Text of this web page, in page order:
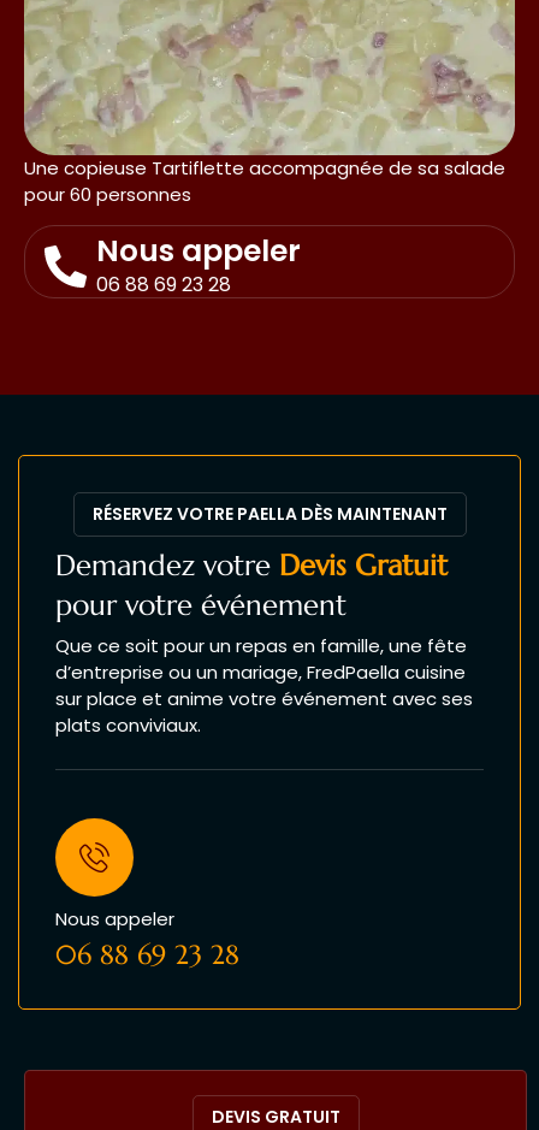
Une copieuse Tartiflette accompagnée de sa salade
pour 60 personnes
Nous appeler
06 88 69 23 28
DEVIS GRATUIT
RÉSERVEZ VOTRE PAELLA DÈS MAINTENANT
Demandez votre Devis Gratuit
pour votre événement
Que ce soit pour un repas en famille, une fête
d’entreprise ou un mariage, FredPaella cuisine
sur place et anime votre événement avec ses
plats conviviaux.
Nous appeler
06 88 69 23 28